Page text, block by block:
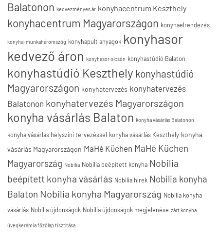
Balatonon kedvezményes ár konyhacentrum Keszthely
konyhacentrum Magyarországon konyhaelrendezés
konyhai munkaháromszög konyhapult anyagok konyhasor
kedvező áron konyhasor olcsón konyhastúdió Balaton
konyhastúdió Keszthely konyhastúdió
Magyarországon konyhatervezés konyhatervezés
Balatonon konyhatervezés Magyarországon
konyha vásárlás Balaton konyha vásárlás Balatonon
konyha vásárlás helyszíni tervezéssel konyha vásárlás Keszthely konyha
vásárlás Magyarországon MaHé Küchen MaHé Küchen
Magyarország Nobilia Nobilia beépített konyha Nobilia
beépített konyha vásárlás Nobilia hírek Nobilia konyha
Balaton Nobilia konyha Magyarország Nobilia konyha
vásárlás Nobilia újdonságok Nobilia újdonságok megjelenése zárt konyha
üvegkerámia főzőlap tisztítása